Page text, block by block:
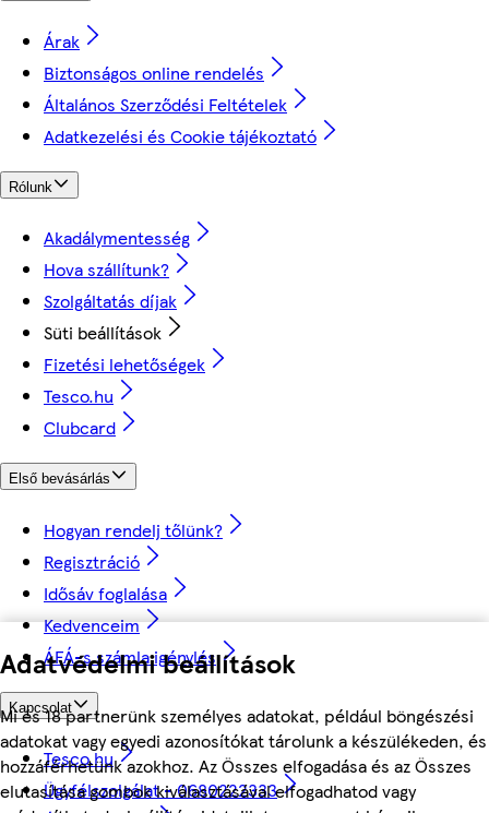
Adatvédelmi beállítások
Mi és 18 partnerünk személyes adatokat, például böngészési
adatokat vagy egyedi azonosítókat tárolunk a készülékeden, és
hozzáférhetünk azokhoz. Az Összes elfogadása és az Összes
elutasítása gombok kiválasztásával elfogadhatod vagy
Árak
Biztonságos online rendelés
Általános Szerződési Feltételek
Adatkezelési és Cookie tájékoztató
Rólunk
Akadálymentesség
Hova szállítunk?
Szolgáltatás díjak
Süti beállítások
Fizetési lehetőségek
Tesco.hu
Clubcard
Első bevásárlás
Hogyan rendelj tőlünk?
Regisztráció
Idősáv foglalása
Kedvenceim
ÁFÁ-s számla igénylés
Kapcsolat
Tesco.hu
Ügyfélszolgálat - 0680222333